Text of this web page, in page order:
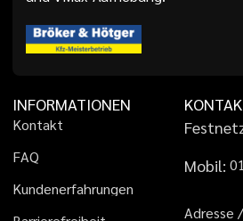
INFORMATIONEN
Kontakt
FAQ
Kundenerfahrungen
Mobil: 01
Adresse /